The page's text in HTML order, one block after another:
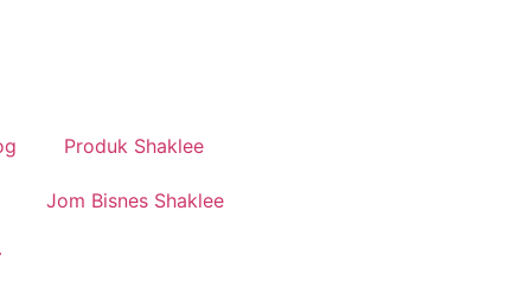
Produk Shaklee
Jom Bisnes Shaklee